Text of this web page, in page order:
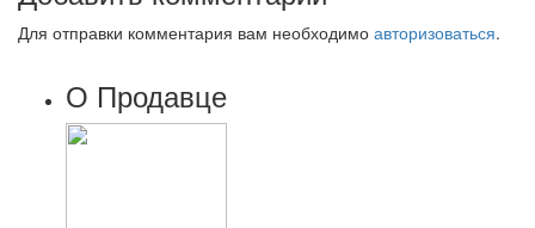
Для отправки комментария вам необходимо авторизоваться.
О Продавце